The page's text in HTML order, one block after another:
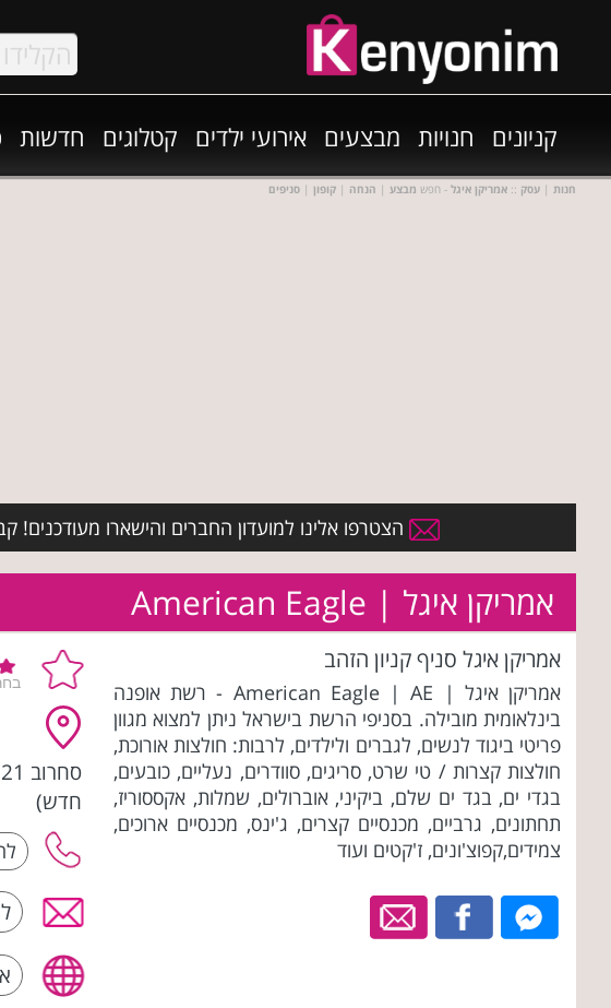
קניונים חנויות מבצעים אירועי ילדים קטלוגים חדשות
חנות | עסק :: אמריקן איגל - חפש מבצע | הנחה | קופון | סניפים
הצטרפו אלינו למועדון החברים והישארו מעודכנים!
אמריקן איגל | American Eagle
אמריקן איגל סניף קניון הזהב
אמריקן איגל | American Eagle | AE - רשת אופנה
בינלאומית מובילה. בסניפי הרשת בישראל ניתן למצוא מגוון
פריטי ביגוד לנשים, לגברים ולילדים, לרבות: חולצות אורוכת,
חולצות קצרות / טי שרט, סריגים, סוודרים, נעליים, כובעים,
בגדי ים, בגד ים שלם, ביקיני, אוברולים, שמלות, אקססוריז,
תחתונים, גרביים, מכנסיים קצרים, ג'ינס, מכנסיים ארוכים,
צמידים,קפוצ'ונים, ז'קטים ועוד
סחרוב 21, א.ת. חדש, ראשון לציון
חדש)